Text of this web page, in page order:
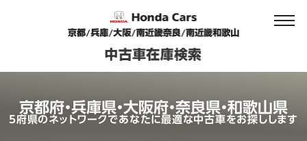
京都府・兵庫県・大阪府・奈良県・和歌山県
5府県のネットワークであなたに最適な中古車をお探しします